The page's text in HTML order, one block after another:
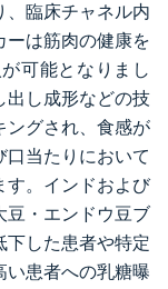
、臨床チャネル内
ーは筋肉の健康を
可能となりまし
出し成形などの技
ングされ、食感が
当たりにおいて
す。インドおよび
豆・エンドウ豆ブ
下した患者や特定
い患者への乳糖曝